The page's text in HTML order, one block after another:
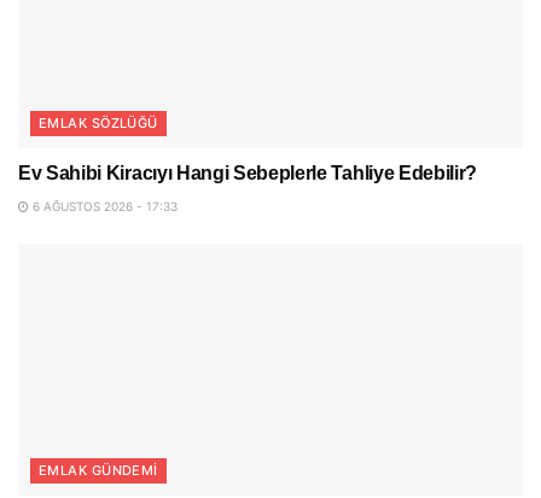
EMLAK SÖZLÜĞÜ
Ev Sahibi Kiracıyı Hangi Sebeplerle Tahliye Edebilir?
6 AĞUSTOS 2026 - 17:33
EMLAK GÜNDEMI